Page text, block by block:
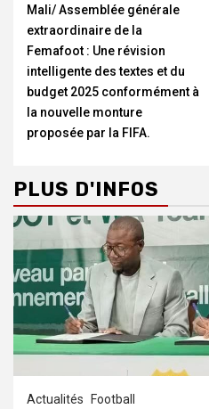
Mali/ Assemblée générale
extraordinaire de la
Femafoot : Une révision
intelligente des textes et du
budget 2025 conformément à
la nouvelle monture
proposée par la FIFA.
PLUS D'INFOS
Actualités Football